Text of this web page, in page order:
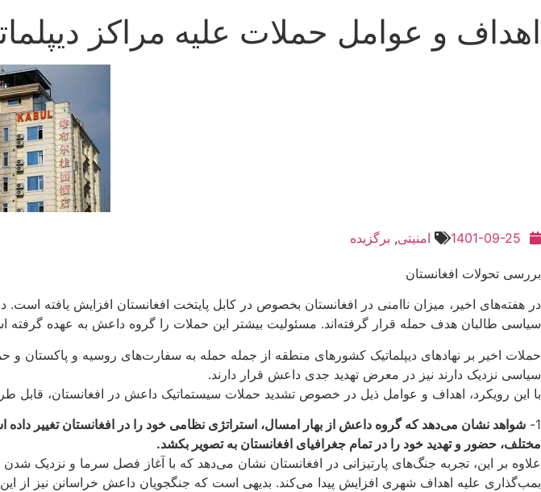
اهداف و عوامل حملات علیه مراکز
1401-09-25 امنیتی, برگزیده
بررسی تحولات افغانستان
در هفته‌های اخیر، میزان ناامنی در افغانستان بخصوص در کابل پایتخت افغانستان افزایش یافته
سیاسی طالبان هدف حمله قرار گرفته‌اند. مسئولیت بیشتر این حملات را گروه داعش به عهده
حملات اخیر بر نهادهای دیپلماتیک کشورهای منطقه از جمله حمله به سفارت‌های روسیه و پاکستان
سیاسی نزدیک دارند نیز در معرض تهدید جدی داعش قرار دارند.
با این رویکرد، اهداف و عوامل ذیل در خصوص تشدید حملات سیستماتیک داعش در افغانستان،
1-
شواهد نشان می‌دهد که گروه داعش از بهار امسال، استراتژی نظامی خود را در افغانستان تغییر
مختلف، حضور و تهدید خود را در تمام جغرافیای افغانستان به تصویر بکشد.
علاوه بر این، تجربه جنگ‌های پارتیزانی در افغانستان نشان می‌دهد که با آغاز فصل سرما و
بمب‌گذاری علیه اهداف شهری افزایش پیدا‌ می‌کند. بدیهی است که جنگجویان داعش خراسانن نیز از این